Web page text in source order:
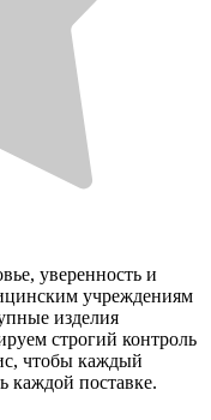
уверенность и
учреждениям
изделия
строгий контроль
чтобы каждый
каждой поставке.